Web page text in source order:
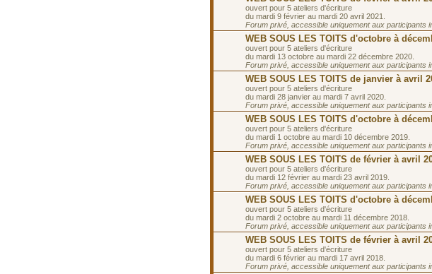
ouvert pour 5 ateliers d'écriture
du mardi 9 février au mardi 20 avril 2021.
Forum privé, accessible uniquement aux participants
WEB SOUS LES TOITS d'octobre à
ouvert pour 5 ateliers d'écriture
du mardi 13 octobre au mardi 22 décembre 2020.
Forum privé, accessible uniquement aux participants
WEB SOUS LES TOITS de janvier à avril
ouvert pour 5 ateliers d'écriture
du mardi 28 janvier au mardi 7 avril 2020.
Forum privé, accessible uniquement aux participants
WEB SOUS LES TOITS d'octobre à
ouvert pour 5 ateliers d'écriture
du mardi 1 octobre au mardi 10 décembre 2019.
Forum privé, accessible uniquement aux participants
WEB SOUS LES TOITS de février à avril
ouvert pour 5 ateliers d'écriture
du mardi 12 février au mardi 23 avril 2019.
Forum privé, accessible uniquement aux participants
WEB SOUS LES TOITS d'octobre à
ouvert pour 5 ateliers d'écriture
du mardi 2 octobre au mardi 11 décembre 2018.
Forum privé, accessible uniquement aux participants
WEB SOUS LES TOITS de février à avril
ouvert pour 5 ateliers d'écriture
du mardi 6 février au mardi 17 avril 2018.
Forum privé, accessible uniquement aux participants